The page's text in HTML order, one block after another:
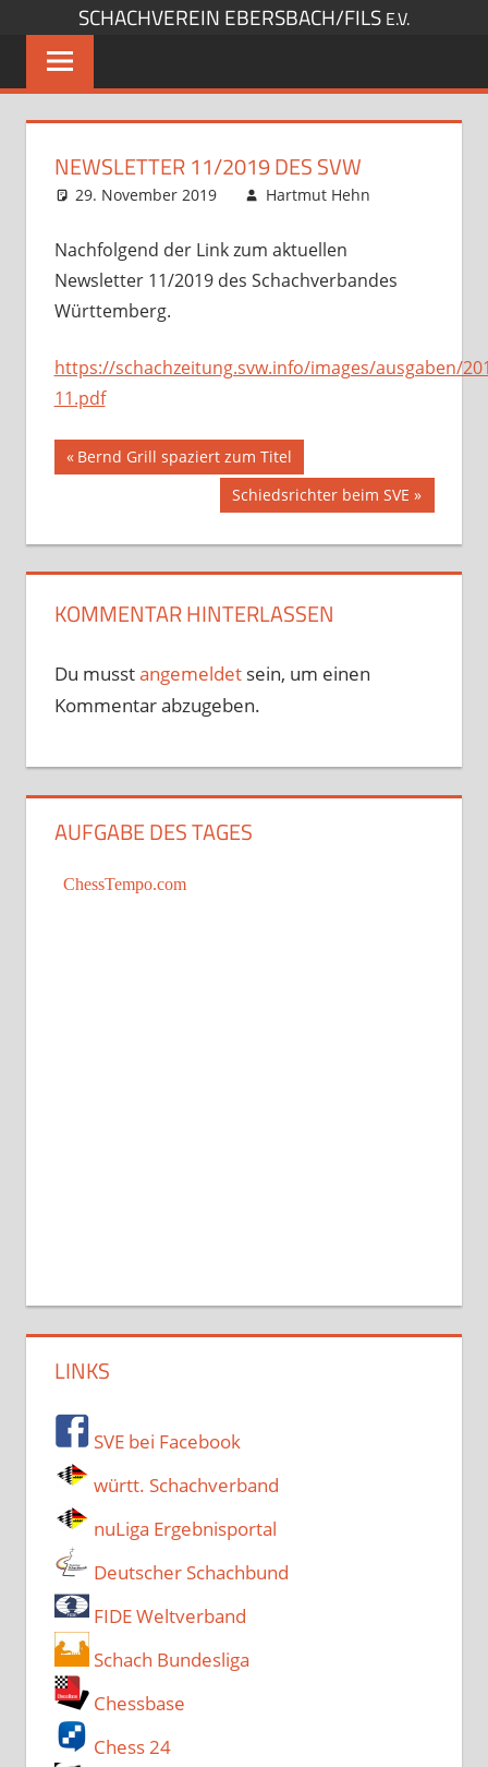
springen
SCHACHVEREIN EBERSBACH/FILS E.V.
NEWSLETTER 11/2019 DES SVW
29. November 2019
Hartmut Hehn
Startseite
Nachfolgend der Link zum aktuellen
Newsletter 11/2019 des Schachverbandes
Württemberg.
https://schachzeitung.svw.info/images/ausgaben/
11.pdf
Beitragsnavigation
Vorheriger
Beitrag:
Bernd Grill spaziert zum Titel
Nächster
Schiedsrichter beim SVE
KOMMENTAR HINTERLASSEN
Du musstangemeldetsein, um einen
Kommentar abzugeben.
AUFGABE DES TAGES
LINKS
SVE bei Facebook
württ. Schachverband
nuLiga Ergebnisportal
Deutscher Schachbund
FIDE Weltverband
Schach Bundesliga
Chessbase
Chess 24